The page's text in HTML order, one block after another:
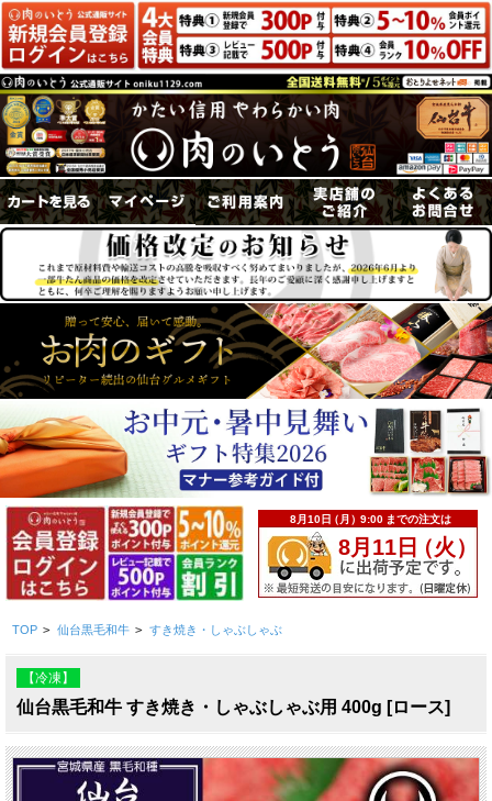
TOP > 仙台黒毛和牛 > すき焼き・しゃぶしゃぶ
【冷凍】
仙台黒毛和牛 すき焼き・しゃぶしゃぶ用 400g [ロース]